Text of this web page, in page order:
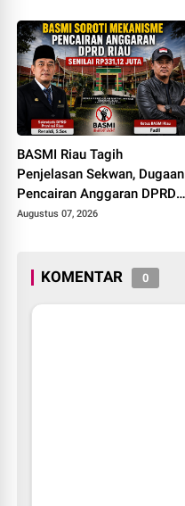
BASMI Riau Tagih
Penjelasan Sekwan, Dugaan
Pencairan Anggaran DPRD
Tanpa Prosedur Tuai
Augustus 07, 2026
KOMENTAR 0